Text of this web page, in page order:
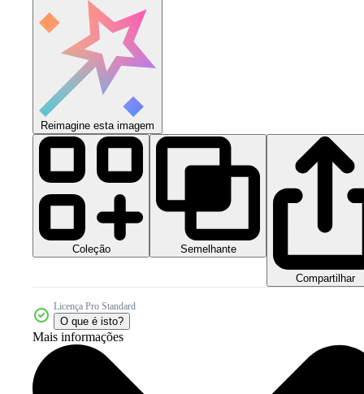
Reimagine esta imagem
Coleção Semelhante
Compartilhar
Licença Pro Standard
O que é isto?
Mais informações